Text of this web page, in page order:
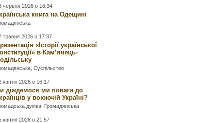
червня 2026 о 16:34
книга на Одещині
травня 2026 о 17:37
«Історії української
в Камʼянець-
,Суспільство
квітня 2026 о 16:17
діждемося ми поваги до
у воюючій Україні?
думка Громадянська
квітня 2026 о 21:57